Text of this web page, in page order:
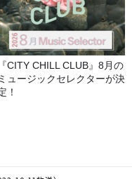
『CITY CHILL CLUB』8月の
ミュージックセレクターが決
！